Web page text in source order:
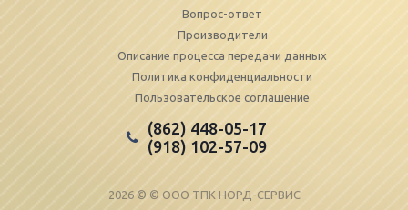
Вопрос-ответ
Производители
Описание процесса передачи данных
Политика конфиденциальности
Пользовательское соглашение
(862) 448-05-17
(918) 102-57-09
2026 © © ООО ТПК НОРД-СЕРВИС